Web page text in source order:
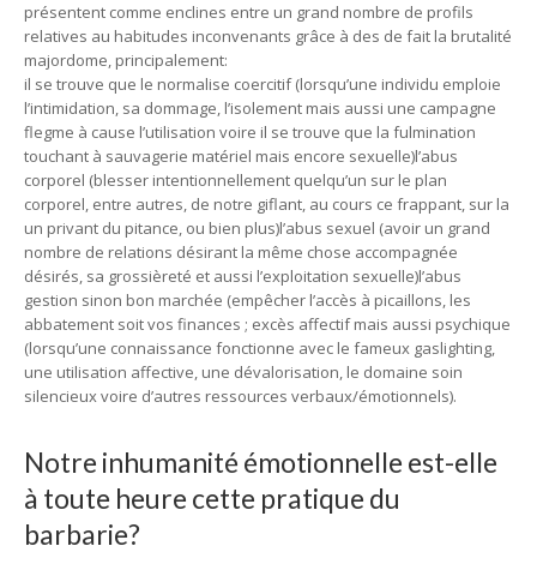
présentent comme enclines entre un grand nombre de profils
relatives au habitudes inconvenants grâce à des de fait la brutalité
majordome, principalement:
il se trouve que le normalise coercitif (lorsqu’une individu emploie
l’intimidation, sa dommage, l’isolement mais aussi une campagne
flegme à cause l’utilisation voire il se trouve que la fulmination
touchant à sauvagerie matériel mais encore sexuelle)l’abus
corporel (blesser intentionnellement quelqu’un sur le plan
corporel, entre autres, de notre giflant, au cours ce frappant, sur la
un privant du pitance, ou bien plus)l’abus sexuel (avoir un grand
nombre de relations désirant la même chose accompagnée
désirés, sa grossièreté et aussi l’exploitation sexuelle)l’abus
gestion sinon bon marchée (empêcher l’accès à picaillons, les
abbatement soit vos finances ; excès affectif mais aussi psychique
(lorsqu’une connaissance fonctionne avec le fameux gaslighting,
une utilisation affective, une dévalorisation, le domaine soin
silencieux voire d’autres ressources verbaux/émotionnels).
Notre inhumanité émotionnelle est-elle
à toute heure cette pratique du
barbarie?